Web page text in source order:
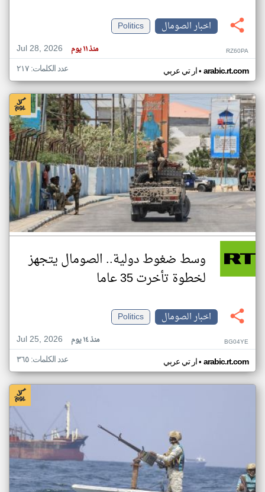
اخبار الصومال
Politics
Jul 28, 2026
منذ ١١ يوم RZ60PA
ار تي عربي• arabic.rt.com عدد الكلمات: ٢١٧
وسط ضغوط دولية.. الصومال يتجهز
لخطوة تأخرت 35 عاما
اخبار الصومال
Politics
Jul 25, 2026
منذ ١٤ يوم BG04YE
ار تي عربي• arabic.rt.com عدد الكلمات: ٣٦٥